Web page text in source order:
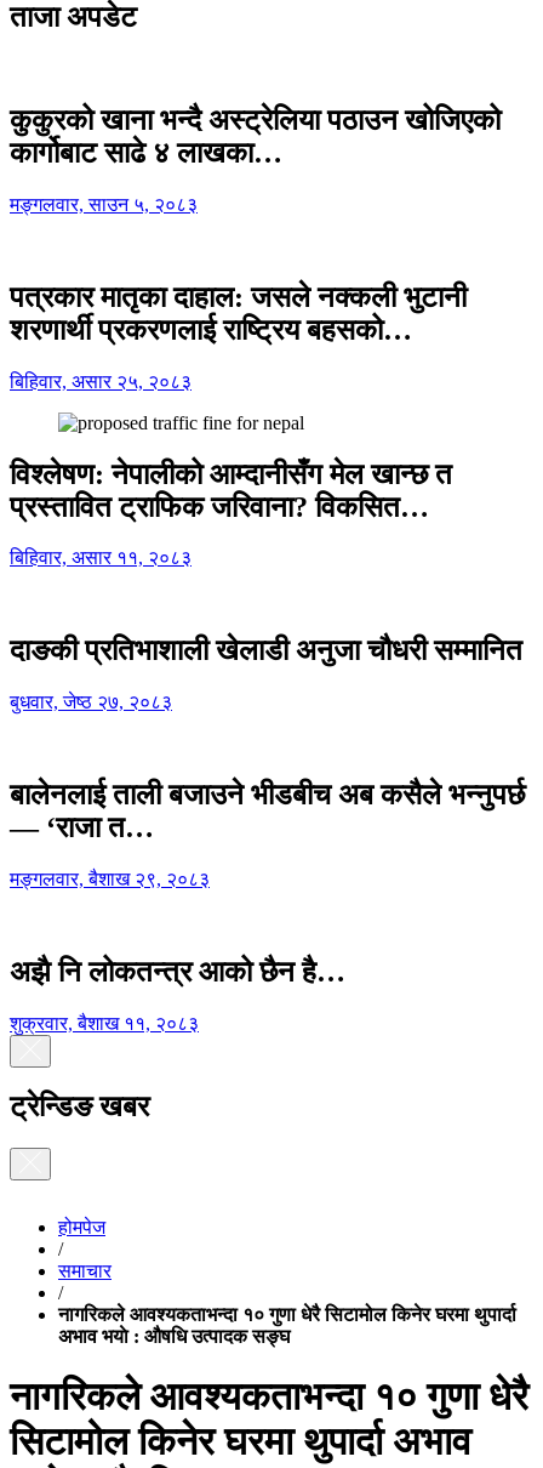
ताजा अपडेट
कुकुरको खाना भन्दै अस्ट्रेलिया पठाउन खोजिएको
कार्गोबाट साढे ४ लाखका…
मङ्गलवार, साउन ५, २०८३
पत्रकार मातृका दाहाल: जसले नक्कली भुटानी
शरणार्थी प्रकरणलाई राष्ट्रिय बहसको…
बिहिवार, असार २५, २०८३
विश्लेषण: नेपालीको आम्दानीसँग मेल खान्छ त
प्रस्तावित ट्राफिक जरिवाना? विकसित…
बिहिवार, असार ११, २०८३
दाङकी प्रतिभाशाली खेलाडी अनुजा चौधरी सम्मानित
बुधवार, जेष्ठ २७, २०८३
बालेनलाई ताली बजाउने भीडबीच अब कसैले भन्नुपर्छ
— ‘राजा त…
मङ्गलवार, बैशाख २९, २०८३
अझै नि लोकतन्त्र आको छैन है…
शुक्रवार, बैशाख ११, २०८३
ट्रेन्डिङ खबर
होमपेज
/
समाचार
/
नागरिकले आवश्यकताभन्दा १० गुणा धेरै सिटामोल किनेर घरमा थुपार्दा
अभाव भयाे : औषधि उत्पादक सङ्घ
नागरिकले आवश्यकताभन्दा १० गुणा धेरै
सिटामोल किनेर घरमा थुपार्दा अभाव